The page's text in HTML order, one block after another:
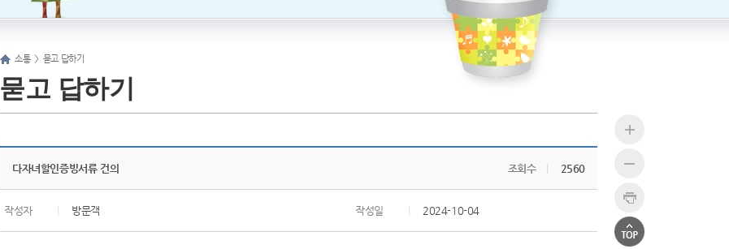
소통 > 묻고 답하기
묻고 답하기
다자녀할인증빙서류 건의 조회수 2560
작성자 방문객 작성일 2024-10-04